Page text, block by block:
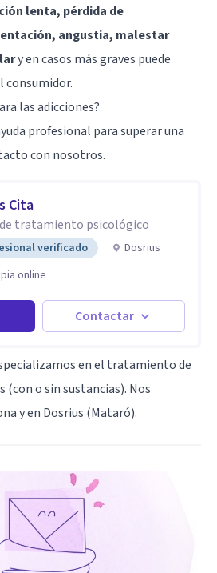
lenta, pérdida de
angustia, malestar
y en casos más graves puede
consumidor.
las adicciones?
profesional para superar una
con nosotros.
Cita
tratamiento psicológico
verificado
Dosrius
online
Contactar
en el tratamiento de
o sin sustancias). Nos
y en Dosrius (Mataró).